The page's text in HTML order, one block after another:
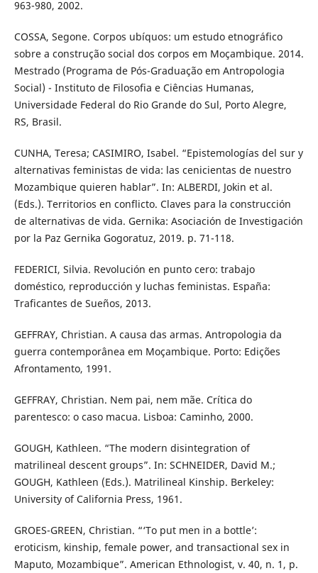
963-980, 2002.
COSSA, Segone. Corpos ubíquos: um estudo etnográfico
sobre a construção social dos corpos em Moçambique. 2014.
Mestrado (Programa de Pós-Graduação em Antropologia
Social) - Instituto de Filosofia e Ciências Humanas,
Universidade Federal do Rio Grande do Sul, Porto Alegre,
RS, Brasil.
CUNHA, Teresa; CASIMIRO, Isabel. “Epistemologías del sur y
alternativas feministas de vida: las cenicientas de nuestro
Mozambique quieren hablar”. In: ALBERDI, Jokin et al.
(Eds.). Territorios en conflicto. Claves para la construcción
de alternativas de vida. Gernika: Asociación de Investigación
por la Paz Gernika Gogoratuz, 2019. p. 71-118.
FEDERICI, Silvia. Revolución en punto cero: trabajo
doméstico, reproducción y luchas feministas. España:
Traficantes de Sueños, 2013.
GEFFRAY, Christian. A causa das armas. Antropologia da
guerra contemporânea em Moçambique. Porto: Edições
Afrontamento, 1991.
GEFFRAY, Christian. Nem pai, nem mãe. Crítica do
parentesco: o caso macua. Lisboa: Caminho, 2000.
GOUGH, Kathleen. “The modern disintegration of
matrilineal descent groups”. In: SCHNEIDER, David M.;
GOUGH, Kathleen (Eds.). Matrilineal Kinship. Berkeley:
University of California Press, 1961.
GROES-GREEN, Christian. “‘To put men in a bottle’:
eroticism, kinship, female power, and transactional sex in
Maputo, Mozambique”. American Ethnologist, v. 40, n. 1, p.